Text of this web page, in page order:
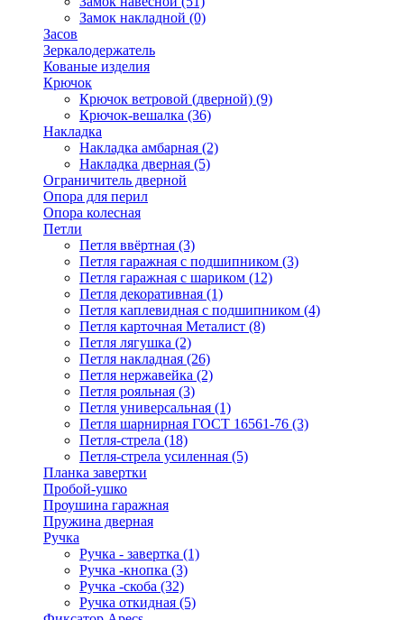
Замок накладной (0)
Засов
Зеркалодержатель
Кованые изделия
Крючок
Крючок ветровой (дверной) (9)
Крючок-вешалка (36)
Накладка
Накладка амбарная (2)
Накладка дверная (5)
Ограничитель дверной
Опора для перил
Опора колесная
Петли
Петля ввёртная (3)
Петля гаражная с подшипником (3)
Петля гаражная с шариком (12)
Петля декоративная (1)
Петля каплевидная с подшипником (4)
Петля карточная Металист (8)
Петля лягушка (2)
Петля накладная (26)
Петля нержавейка (2)
Петля рояльная (3)
Петля универсальная (1)
Петля шарнирная ГОСТ 16561-76 (3)
Петля-стрела (18)
Петля-стрела усиленная (5)
Планка завертки
Пробой-ушко
Проушина гаражная
Пружина дверная
Ручка
Ручка - завертка (1)
Ручка -кнопка (3)
Ручка -скоба (32)
Ручка откидная (5)